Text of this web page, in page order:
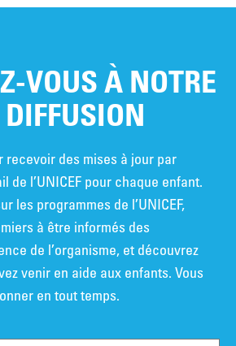
VOUS À NOTRE
recevoir des mises à jour par
de l’UNICEF pour chaque enfant.
les programmes de l’UNICEF,
à être informés des
de l’organisme, et découvrez
venir en aide aux enfants. Vous
en tout temps.